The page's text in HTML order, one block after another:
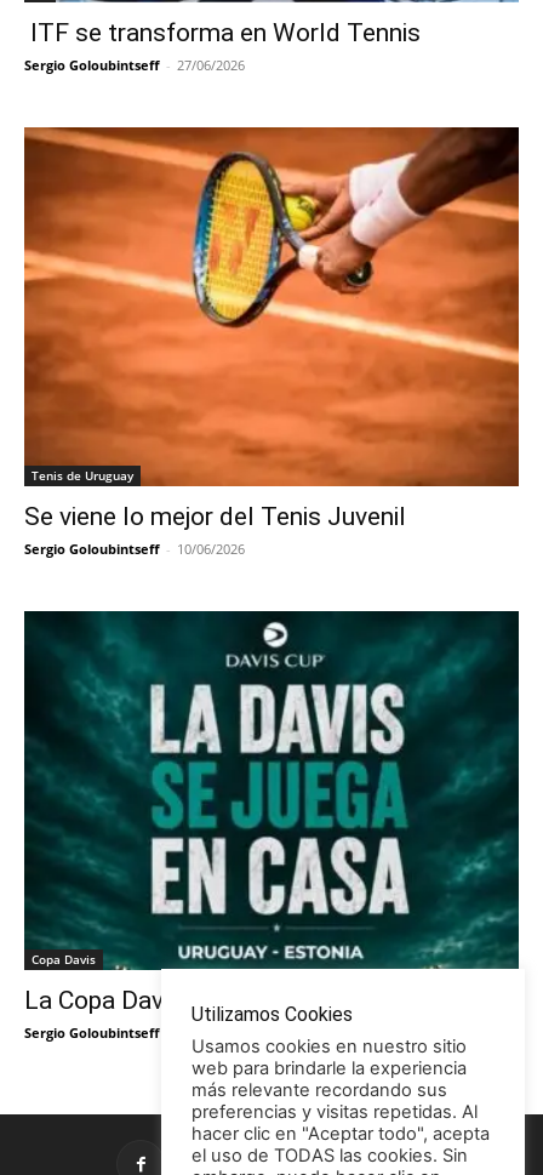
ITF se transforma en World Tennis
Sergio Goloubintseff - 27/06/2026
Tenis de Uruguay
Se viene lo mejor del Tenis Juvenil
Sergio Goloubintseff - 10/06/2026
Copa Davis
La Copa Davis vuelve al Círculo
Sergio Goloubintseff
Utilizamos Cookies
Usamos cookies en nuestro sitio
web para brindarle la experiencia
más relevante recordando sus
preferencias y visitas repetidas. Al
hacer clic en "Aceptar todo", acepta
el uso de TODAS las cookies. Sin